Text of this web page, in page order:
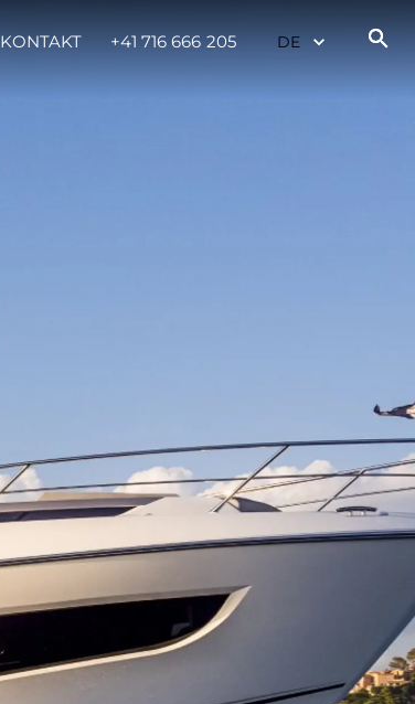
KONTAKT +41 716 666 205